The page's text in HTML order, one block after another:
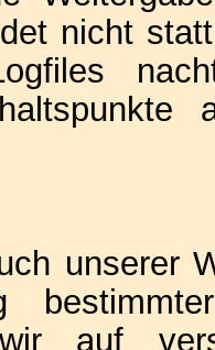
nicht
unserer
auf